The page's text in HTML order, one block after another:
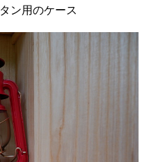
ン用のケース